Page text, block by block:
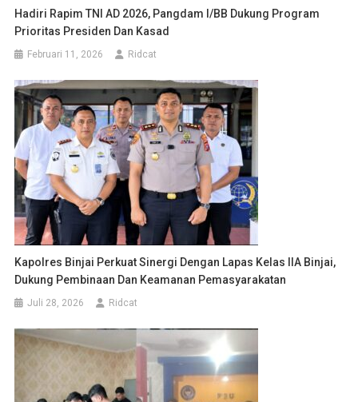
Hadiri Rapim TNI AD 2026, Pangdam I/BB Dukung Program
Prioritas Presiden Dan Kasad
Februari 11, 2026 Ridcat
Kapolres Binjai Perkuat Sinergi Dengan Lapas Kelas IIA Binjai,
Dukung Pembinaan Dan Keamanan Pemasyarakatan
Juli 28, 2026 Ridcat